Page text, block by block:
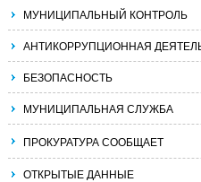
МУНИЦИПАЛЬНЫЙ КОНТРОЛЬ
АНТИКОРРУПЦИОННАЯ
БЕЗОПАСНОСТЬ
МУНИЦИПАЛЬНАЯ СЛУЖБА
ПРОКУРАТУРА СООБЩАЕТ
ОТКРЫТЫЕ ДАННЫЕ